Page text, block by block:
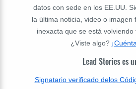
datos con sede en los EE.UU.
la última noticia, video o imagen
inexacta que se está volviendo
¿Viste algo?
Lead Stories es
Signatario verificado delos